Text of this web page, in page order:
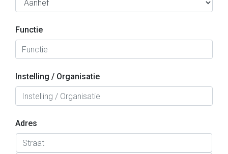
Functie
Instelling / Organisatie
Adres